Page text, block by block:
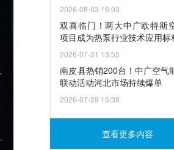
2026-08-03 16:03
双喜临门！两大中广欧特斯
项目成为热泵行业技术应用标
2026-07-31 13:55
南皮县热销200台！中广空气
联动活动河北市场持续爆单
2026-07-29 15:38
查看更多内容